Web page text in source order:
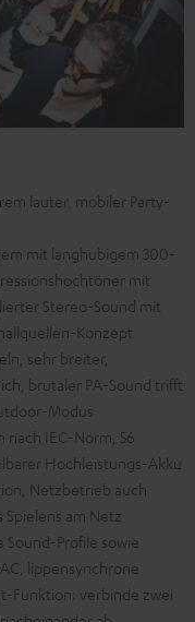
lauter, mobiler Party-
mit langhubigem 300-
mit
Stereo-Sound mit
Konzept
sehr breiter,
brutaler PA-Sound trifft
Modus
nach IEC-Norm, 56
Hochleistungs-Akku
Netzbetrieb auch
am Netz
Sound-Profile sowie
lippensynchrone
Funktion: verbinde zwei